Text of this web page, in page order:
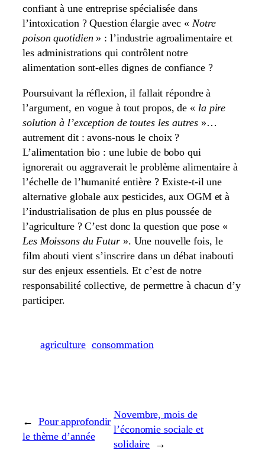
confiant à une entreprise spécialisée dans
l’intoxication ? Question élargie avec « Notre
poison quotidien » : l’industrie agroalimentaire et
les administrations qui contrôlent notre
alimentation sont-elles dignes de confiance ?
Poursuivant la réflexion, il fallait répondre à
l’argument, en vogue à tout propos, de « la pire
solution à l’exception de toutes les autres»…
autrement dit : avons-nous le choix ?
L’alimentation bio : une lubie de bobo qui
ignorerait ou aggraverait le problème alimentaire à
l’échelle de l’humanité entière ? Existe-t-il une
alternative globale aux pesticides, aux OGM et à
l’industrialisation de plus en plus poussée de
l’agriculture ? C’est donc la question que pose «
Les Moissons du Futur». Une nouvelle fois, le
film abouti vient s’inscrire dans un débat inabouti
sur des enjeux essentiels. Et c’est de notre
responsabilité collective, de permettre à chacun d’y
participer.
agriculture consommation
← Pour approfondir
le thème d’année
Novembre, mois de
l’économie sociale et
solidaire →